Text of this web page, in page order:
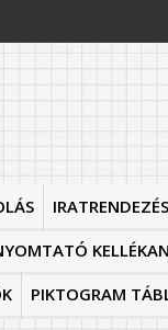
PIKTOGRAM